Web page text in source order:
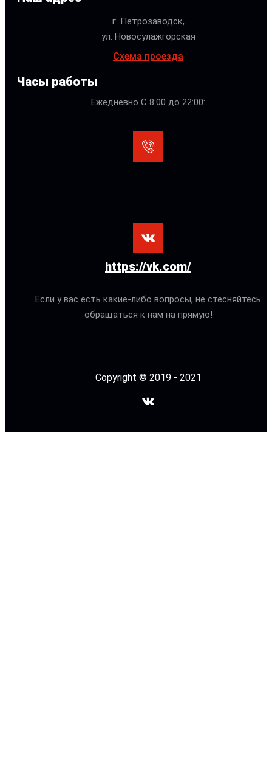
г. Петрозаводск,
ул. Новосулажгорская
Схема проезда
Часы работы
Ежедневно С 8:00 до 22:00:
https://vk.com/
Если у вас есть какие-либо вопросы, не стесняйтесь
обращаться к нам на прямую!
Copyright © 2019 - 2021